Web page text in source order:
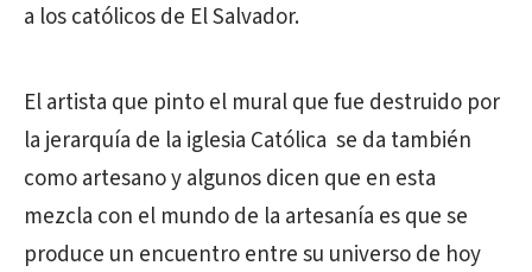
a los católicos de El Salvador.
El artista que pinto el mural que fue destruido por
la jerarquía de la iglesia Católica se da también
como artesano y algunos dicen que en esta
mezcla con el mundo de la artesanía es que se
produce un encuentro entre su universo de hoy